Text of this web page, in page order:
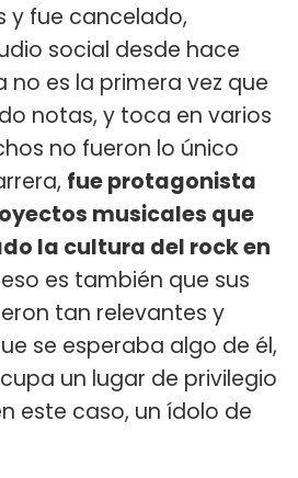
y fue cancelado,
social desde hace
no es la primera vez que
notas, y toca en varios
no fueron lo único
fue protagonista
musicales que
la cultura del rock en
es también que sus
tan relevantes y
se esperaba algo de él,
un lugar de privilegio
este caso, un ídolo de